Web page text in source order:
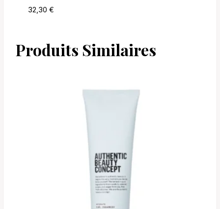
32,30 €
Produits Similaires